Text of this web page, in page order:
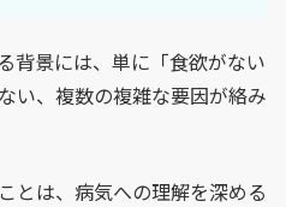
背景には、単に「食欲がない
い、複数の複雑な要因が絡み
とは、病気への理解を深める